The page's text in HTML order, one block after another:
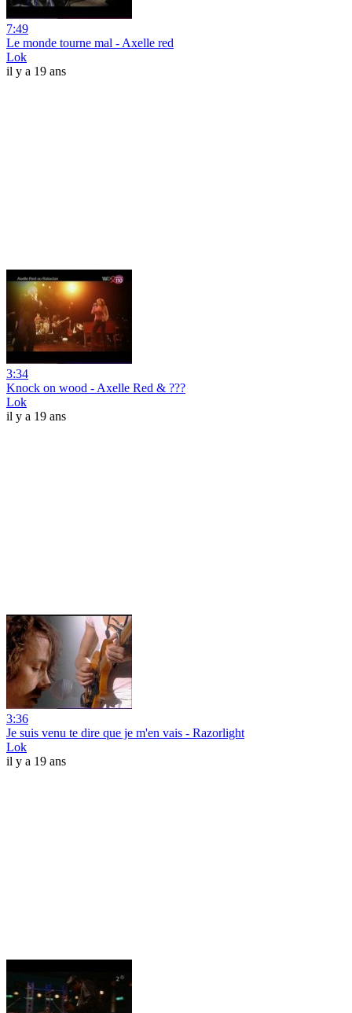
7:49
Le monde tourne mal - Axelle red
Lok
il y a 19 ans
3:34
Knock on wood - Axelle Red & ???
Lok
il y a 19 ans
3:36
Je suis venu te dire que je m'en vais - Razorlight
Lok
il y a 19 ans